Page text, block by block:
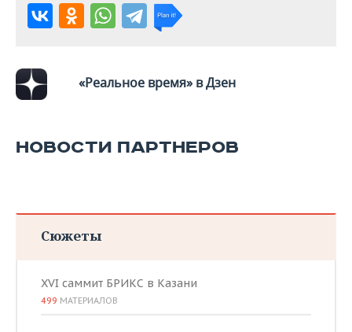
«Реальное время» в Дзен
НОВОСТИ ПАРТНЕРОВ
Сюжеты
XVI саммит БРИКС в Казани
499 МАТЕРИАЛОВ